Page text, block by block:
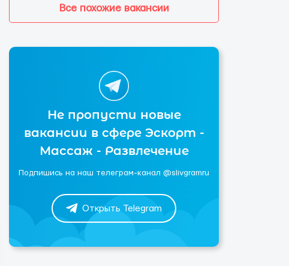
Все похожие вакансии
Не пропусти новые
вакансии в сфере Эскорт -
Массаж - Развлечение
Подпишись на наш телеграм-канал @slivgramru
Открыть Telegram